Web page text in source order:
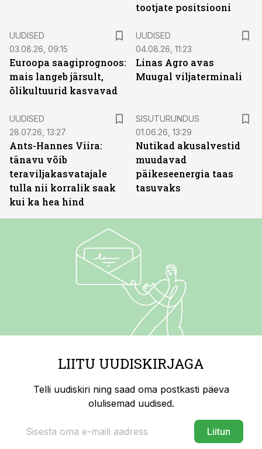
tootjate positsiooni
UUDISED
03.08.26, 09:15
Euroopa saagiprognoos:
mais langeb järsult,
õlikultuurid kasvavad
UUDISED
04.08.26, 11:23
Linas Agro avas
Muugal viljaterminali
UUDISED
28.07.26, 13:27
Ants-Hannes Viira:
tänavu võib
teraviljakasvatajale
tulla nii korralik saak
kui ka hea hind
SISUTURUNDUS
01.06.26, 13:29
Nutikad akusalvestid
muudavad
päikeseenergia taas
tasuvaks
LIITU UUDISKIRJAGA
Telli uudiskiri ning saad oma postkasti päeva
olulisemad uudised.
Liitun